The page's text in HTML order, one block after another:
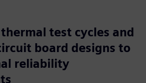
test cycles and
board designs to
reliability